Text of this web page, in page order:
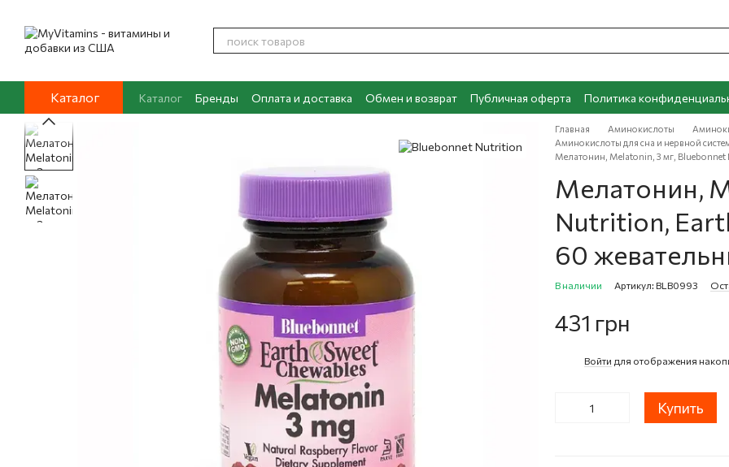
Каталог Каталог Бренды Оплата и доставка Обмен и возврат Публичная оферта Политика
Контакты
О нас Блог
Главная Аминокислоты
Аминокислоты для сна и нервной
Мелатонин, Melatonin, 3 мг,
Мелатонин,
Nutrition,
60
В наличии Артикул: BLB0993
431 грн
Войти для отображения
Купить